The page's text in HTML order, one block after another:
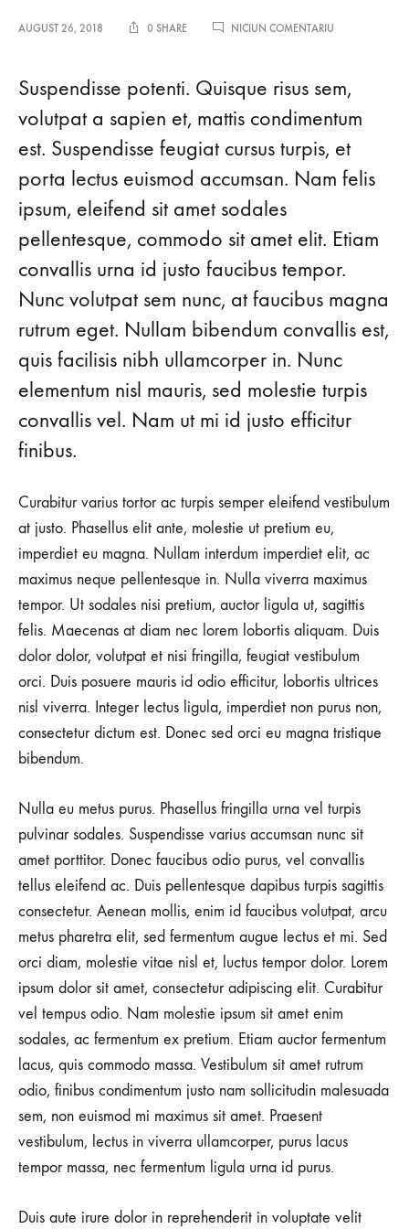
AUGUST 26, 2018 0 SHARE NICIUN COMENTARIU
WILL
UPDATE
ANY
OUTFIT
Suspendisse potenti. Quisque risus sem,
volutpat a sapien et, mattis condimentum
est. Suspendisse feugiat cursus turpis, et
porta lectus euismod accumsan. Nam felis
ipsum, eleifend sit amet sodales
pellentesque, commodo sit amet elit. Etiam
convallis urna id justo faucibus tempor.
Nunc volutpat sem nunc, at faucibus magna
rutrum eget. Nullam bibendum convallis est,
quis facilisis nibh ullamcorper in. Nunc
elementum nisl mauris, sed molestie turpis
convallis vel. Nam ut mi id justo efficitur
finibus.
Curabitur varius tortor ac turpis semper eleifend vestibulum
at justo. Phasellus elit ante, molestie ut pretium eu,
imperdiet eu magna. Nullam interdum imperdiet elit, ac
maximus neque pellentesque in. Nulla viverra maximus
tempor. Ut sodales nisi pretium, auctor ligula ut, sagittis
felis. Maecenas at diam nec lorem lobortis aliquam. Duis
dolor dolor, volutpat et nisi fringilla, feugiat vestibulum
orci. Duis posuere mauris id odio efficitur, lobortis ultrices
nisl viverra. Integer lectus ligula, imperdiet non purus non,
consectetur dictum est. Donec sed orci eu magna tristique
bibendum.
Nulla eu metus purus. Phasellus fringilla urna vel turpis
pulvinar sodales. Suspendisse varius accumsan nunc sit
amet porttitor. Donec faucibus odio purus, vel convallis
tellus eleifend ac. Duis pellentesque dapibus turpis sagittis
consectetur. Aenean mollis, enim id faucibus volutpat, arcu
metus pharetra elit, sed fermentum augue lectus et mi. Sed
orci diam, molestie vitae nisl et, luctus tempor dolor. Lorem
ipsum dolor sit amet, consectetur adipiscing elit. Curabitur
vel tempus odio. Nam molestie ipsum sit amet enim
sodales, ac fermentum ex pretium. Etiam auctor fermentum
lacus, quis commodo massa. Vestibulum sit amet rutrum
odio, finibus condimentum justo nam sollicitudin malesuada
sem, non euismod mi maximus sit amet. Praesent
vestibulum, lectus in viverra ullamcorper, purus lacus
tempor massa, nec fermentum ligula urna id purus.
Duis aute irure dolor in reprehenderit in voluptate velit